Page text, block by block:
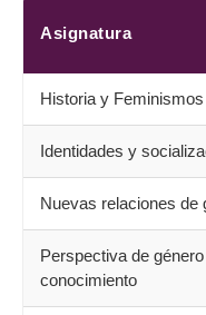
Asignatura
Historia y Feminismos
Identidades y
Nuevas relaciones de
Perspectiva de
conocimiento